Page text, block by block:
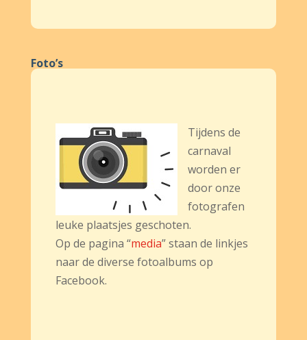
Foto’s
Tijdens de
carnaval
worden er
door onze
fotografen
leuke plaatsjes geschoten.
Op de pagina “media” staan de linkjes
naar de diverse fotoalbums op
Facebook.